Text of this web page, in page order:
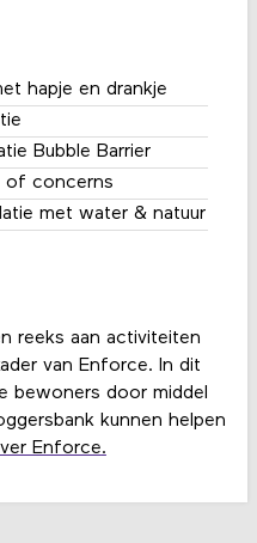
hapje en drankje
Bubble Barrier
of concerns
met water & natuur
reeks aan activiteiten
van Enforce. In dit
bewoners door middel
kunnen helpen
Enforce.